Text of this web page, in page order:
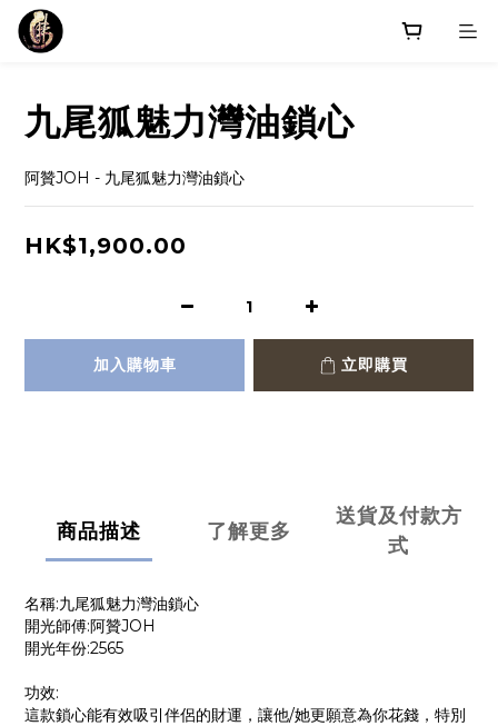
九尾狐魅力灣油鎖心
阿贊JOH - 九尾狐魅力灣油鎖心
HK$1,900.00
加入購物車 立即購買
商品描述 了解更多
送貨及付款方
式
名稱:九尾狐魅力灣油鎖心
開光師傅:阿贊JOH
開光年份:2565
功效:
這款鎖心能有效吸引伴侶的財運，讓他/她更願意為你花錢，特別